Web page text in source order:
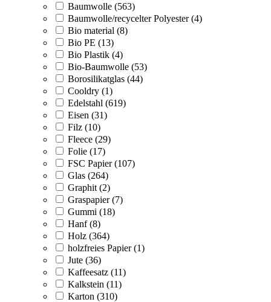
Baumwolle (563)
Baumwolle/recycelter Polyester (4)
Bio material (8)
Bio PE (13)
Bio Plastik (4)
Bio-Baumwolle (53)
Borosilikatglas (44)
Cooldry (1)
Edelstahl (619)
Eisen (31)
Filz (10)
Fleece (29)
Folie (17)
FSC Papier (107)
Glas (264)
Graphit (2)
Graspapier (7)
Gummi (18)
Hanf (8)
Holz (364)
holzfreies Papier (1)
Jute (36)
Kaffeesatz (11)
Kalkstein (11)
Karton (310)